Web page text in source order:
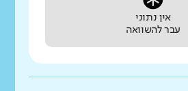
אין נתוני
עבר להשוואה